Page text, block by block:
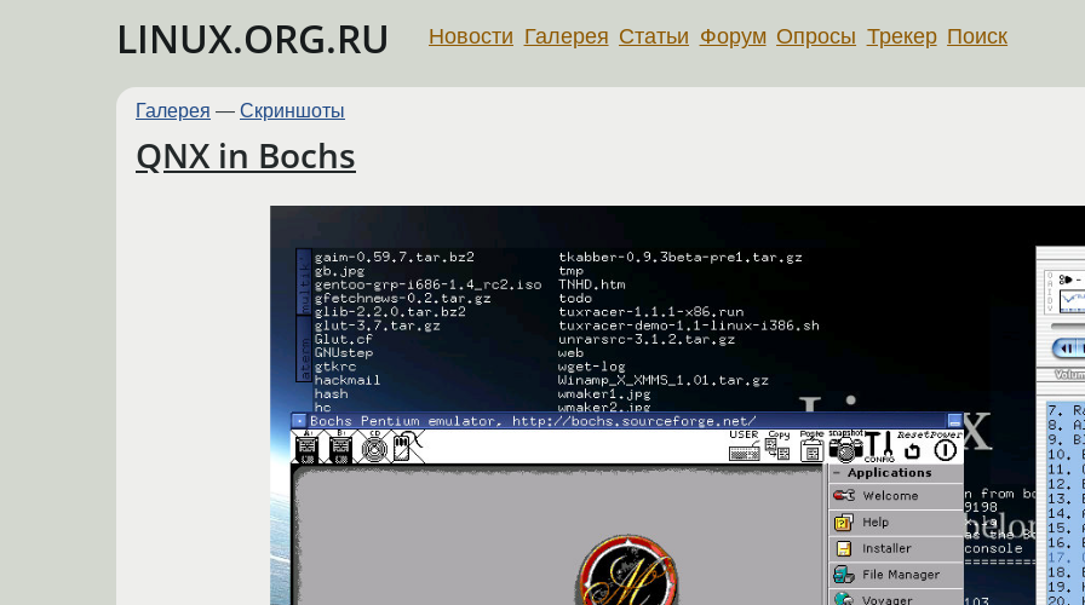
LINUX.ORG.RU Новости Галерея Статьи Форум Опросы Трекер Поиск
Галерея — Скриншоты
QNX in Bochs